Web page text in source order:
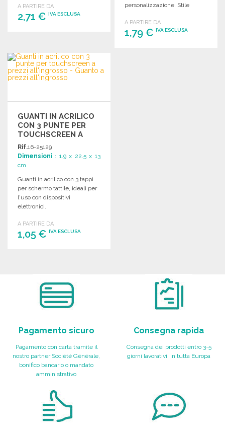
A PARTIRE DA
2,71 € IVA ESCLUSA
Richiedi un preventivo
personalizzazione. Stile
A PARTIRE DA
1,79 €IVA ESCLUSA
GUANTI IN ACRILICO
CON 3 PUNTE PER
TOUCHSCREEN A
PREZZI
ALL'INGROSSO
Rif.16-25129
Dimensioni : 1.9 x 22.5 x 13
cm
Guanti in acrilico con 3 tappi
per schermo tattile, ideali per
l'uso con dispositivi
elettronici.
A PARTIRE DA
1,05 € IVA ESCLUSA
Pagamento sicuro
Pagamento con carta tramite il
nostro partner Société Générale,
bonifico bancario o mandato
amministrativo
Consegna rapida
Consegna dei prodotti entro 3-5
giorni lavorativi, in tutta Europa